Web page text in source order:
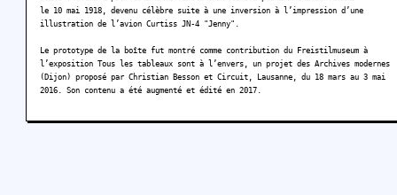
le 10 mai 1918, devenu célèbre suite à une inversion à l’impression d’une
illustration de l’avion Curtiss JN-4 "Jenny".
Le prototype de la boîte fut montré comme contribution du Freistilmuseum à
l’exposition Tous les tableaux sont à l’envers, un projet des Archives modernes
(Dijon) proposé par Christian Besson et Circuit, Lausanne, du 18 mars au 3 mai
2016. Son contenu a été augmenté et édité en 2017.